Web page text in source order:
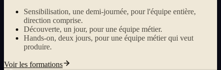
Sensibilisation, une demi-journée, pour l'équipe entière,
direction comprise.
Découverte, un jour, pour une équipe métier.
Hands-on, deux jours, pour une équipe métier qui veut
produire.
Voir les formations